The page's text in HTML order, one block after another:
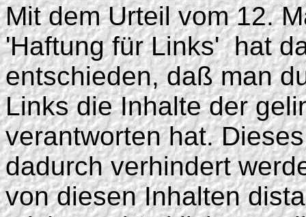
Mit dem Urteil vom 12.
'Haftung für Links' ­ hat
entschieden, daß man
Links die Inhalte der
verantworten hat.
dadurch verhindert
von diesen Inhalten